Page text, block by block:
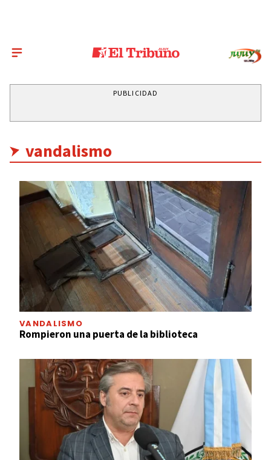
PUBLICIDAD
vandalismo
VANDALISMO
Rompieron una puerta de la biblioteca